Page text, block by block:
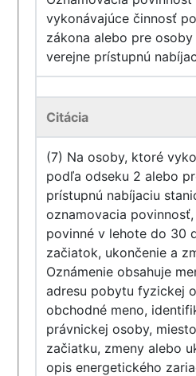
vykonávajúce činnosť
zákona alebo pre
verejne prístupnú
Citácia
(7) Na osoby, ktoré
podľa odseku 2 alebo
prístupnú nabíjaciu
oznamovacia
povinné v lehote do 30
začiatok, ukončenie a
Oznámenie obsahuje
adresu pobytu fyzickej
obchodné meno,
právnickej osoby,
začiatku, zmeny alebo
opis energetického